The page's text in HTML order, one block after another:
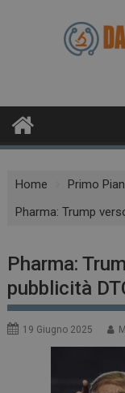
Home
Primo
Pharma: Trump
Pharma:
pubblicità
19 Giugno 2025